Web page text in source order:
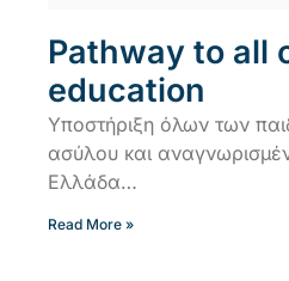
Pathway to all
education
Υποστήριξη όλων των
ασύλου και
Ελλάδα…
Read More »